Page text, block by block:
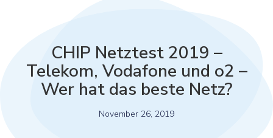
CHIP Netztest 2019 –
Telekom, Vodafone und o2 –
Wer hat das beste Netz?
November 26, 2019